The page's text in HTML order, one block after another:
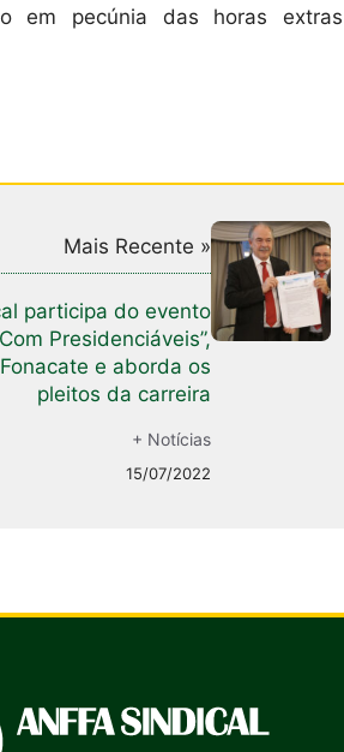
em pecúnia das horas extras
Mais Recente »
participa do evento
Presidenciáveis”,
e aborda os
pleitos da carreira
+ Notícias
15/07/2022